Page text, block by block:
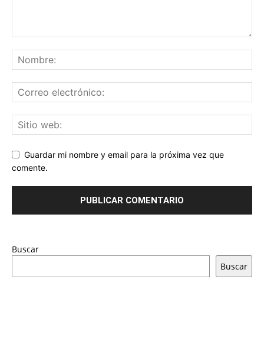
Guardar mi nombre y email para la próxima vez que
comente.
Buscar
Buscar